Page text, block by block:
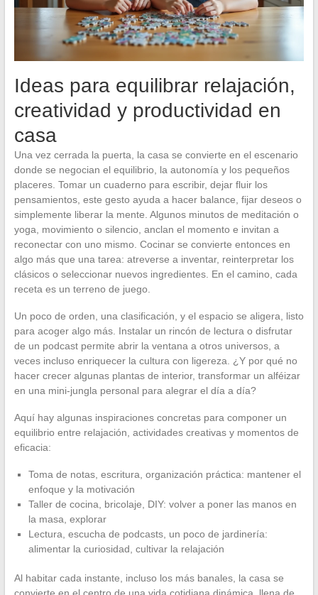
Ideas para equilibrar relajación,
creatividad y productividad en
casa
Una vez cerrada la puerta, la casa se convierte en el escenario
donde se negocian el equilibrio, la autonomía y los pequeños
placeres. Tomar un cuaderno para escribir, dejar fluir los
pensamientos, este gesto ayuda a hacer balance, fijar deseos o
simplemente liberar la mente. Algunos minutos de meditación o
yoga, movimiento o silencio, anclan el momento e invitan a
reconectar con uno mismo. Cocinar se convierte entonces en
algo más que una tarea: atreverse a inventar, reinterpretar los
clásicos o seleccionar nuevos ingredientes. En el camino, cada
receta es un terreno de juego.
Un poco de orden, una clasificación, y el espacio se aligera, listo
para acoger algo más. Instalar un rincón de lectura o disfrutar
de un podcast permite abrir la ventana a otros universos, a
veces incluso enriquecer la cultura con ligereza. ¿Y por qué no
hacer crecer algunas plantas de interior, transformar un alféizar
en una mini-jungla personal para alegrar el día a día?
Aquí hay algunas inspiraciones concretas para componer un
equilibrio entre relajación, actividades creativas y momentos de
eficacia:
Toma de notas, escritura, organización práctica: mantener el
enfoque y la motivación
Taller de cocina, bricolaje, DIY: volver a poner las manos en
la masa, explorar
Lectura, escucha de podcasts, un poco de jardinería:
alimentar la curiosidad, cultivar la relajación
Al habitar cada instante, incluso los más banales, la casa se